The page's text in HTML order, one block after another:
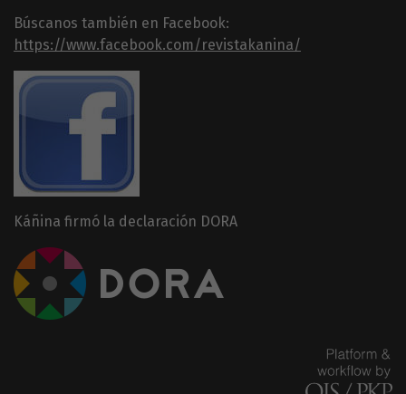
Búscanos también en Facebook:
https://www.facebook.com/revistakanina/
Káñina firmó la declaración DORA